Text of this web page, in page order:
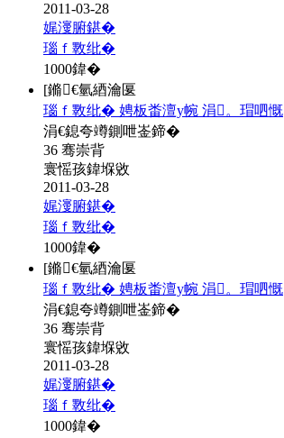
2011-03-28
娓濅腑鍖�
瑙ｆ斁纰�
1000鍏�
[鏅€氫綇瀹匽
瑙ｆ斁纰� 娉板畨澶у帵 涓。瑁呬慨
涓€鎴夸竴鍘呭崟鍗�
36 骞崇背
寰愮孩鍏堢敓
2011-03-28
娓濅腑鍖�
瑙ｆ斁纰�
1000鍏�
[鏅€氫綇瀹匽
瑙ｆ斁纰� 娉板畨澶у帵 涓。瑁呬慨
涓€鎴夸竴鍘呭崟鍗�
36 骞崇背
寰愮孩鍏堢敓
2011-03-28
娓濅腑鍖�
瑙ｆ斁纰�
1000鍏�